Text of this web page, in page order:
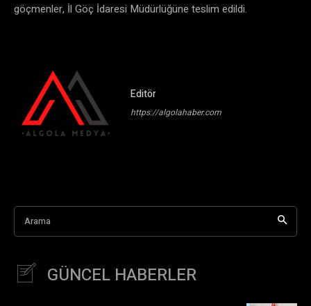
göçmenler, İl Göç İdaresi Müdürlüğüne teslim edildi.
Editör
https://algolahaber.com
Arama
GÜNCEL HABERLER